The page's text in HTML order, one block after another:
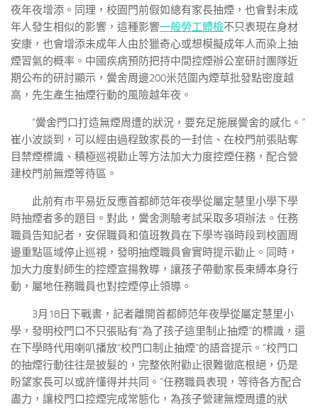
夜年夜增添。同理，校園門前假如總有家長抽煙，也會對未成
年人發生相似的影響，這種影響一般勞工體檢不只表現在身材
安康，也會增添未成年人由於獵奇心或想模擬成年人而染上抽
煙習氣的概率。中國疾病預防把持中間控煙辦公室研討團隊近
期公布的研討顯示，黌舍周邊200米范圍內煙草批發點密度越
高，先生產生抽煙行動的風險越年夜。
“黌舍門口打造無煙周遭的狀況，要充足施展黌舍的感化。”
崔小波談到，可以經由過程致家長的一封信、在校門前張貼奪
目禁煙標識、積極巡視勸止等方法加大力度控煙任務，配合營
建校門前無煙等待區。
此前有市平易近反應首都師范年夜學從屬定慧里小學下學
時抽煙者多的題目。對此，黌舍測驗考試采取多項辦法。任務
職員告知記者，安保職員和值班教員在下學岑嶺時段到校園周
邊重點區域停止巡視，發明抽煙職員會實時提示勸止。同時，
加大力度對師生的控煙宣揚教導，讓孩子帶動家長束縛本身行
動，屬地任務職員也對控煙停止領導。
3月18日下戰書，記者離開首都師范年夜學從屬定慧里小
學，發明校門口不只張貼有“為了孩子這里制止抽煙”的標識，還
在下學時代用喇叭播放“校門口制止抽煙”的語音提示。“校門口
的抽煙行動往往是披髮的，完整依附勸止很難徹底根絕，仍是
盼望家長可以或許懂得并共同。”任務職員表現，等待各方配合
盡力，讓校門口控煙完成常態化，為孩子營建無煙周遭的狀